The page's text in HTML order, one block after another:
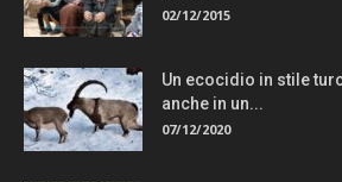
02/12/2015
Un ecocidio in stile
anche in un...
07/12/2020